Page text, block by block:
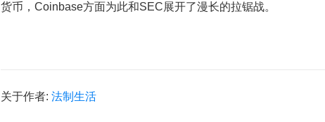
货币 ， Coinbase方面为此和SEC展开了漫长的拉锯战。
关于作者: 法制生活